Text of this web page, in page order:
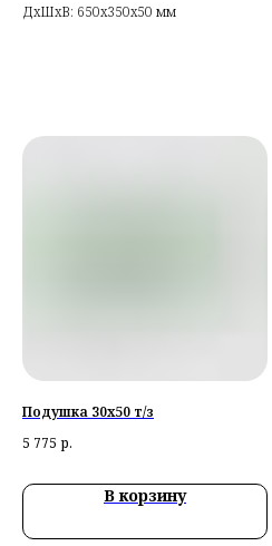
ДxШxВ: 650x350x50 мм
Подушка 30х50 т/з
5 775 р.
В корзину